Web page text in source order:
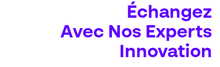
Échangez
Avec Nos Experts
Innovation